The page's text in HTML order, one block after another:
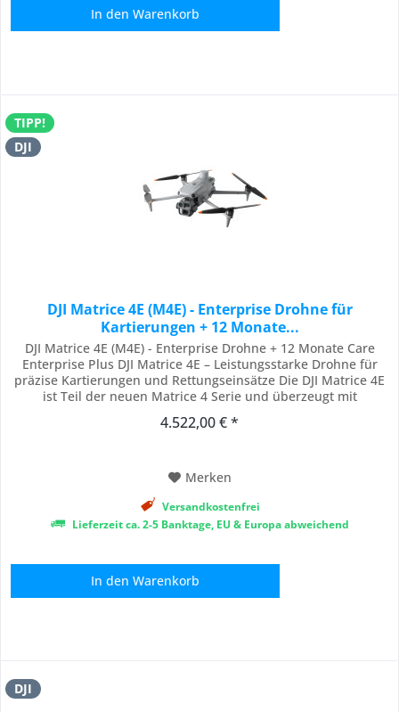
In den Warenkorb
TIPP!
DJI
DJI Matrice 4E (M4E) - Enterprise Drohne für
Kartierungen + 12 Monate...
DJI Matrice 4E (M4E) - Enterprise Drohne + 12 Monate Care
Enterprise Plus DJI Matrice 4E – Leistungsstarke Drohne für
präzise Kartierungen und Rettungseinsätze Die DJI Matrice 4E
ist Teil der neuen Matrice 4 Serie und überzeugt mit
herausragender Performance. Diese kompakte Drohne eignet
4.522,00 € *
Merken
Versandkostenfrei
Lieferzeit ca. 2-5 Banktage, EU & Europa abweichend
In den Warenkorb
DJI